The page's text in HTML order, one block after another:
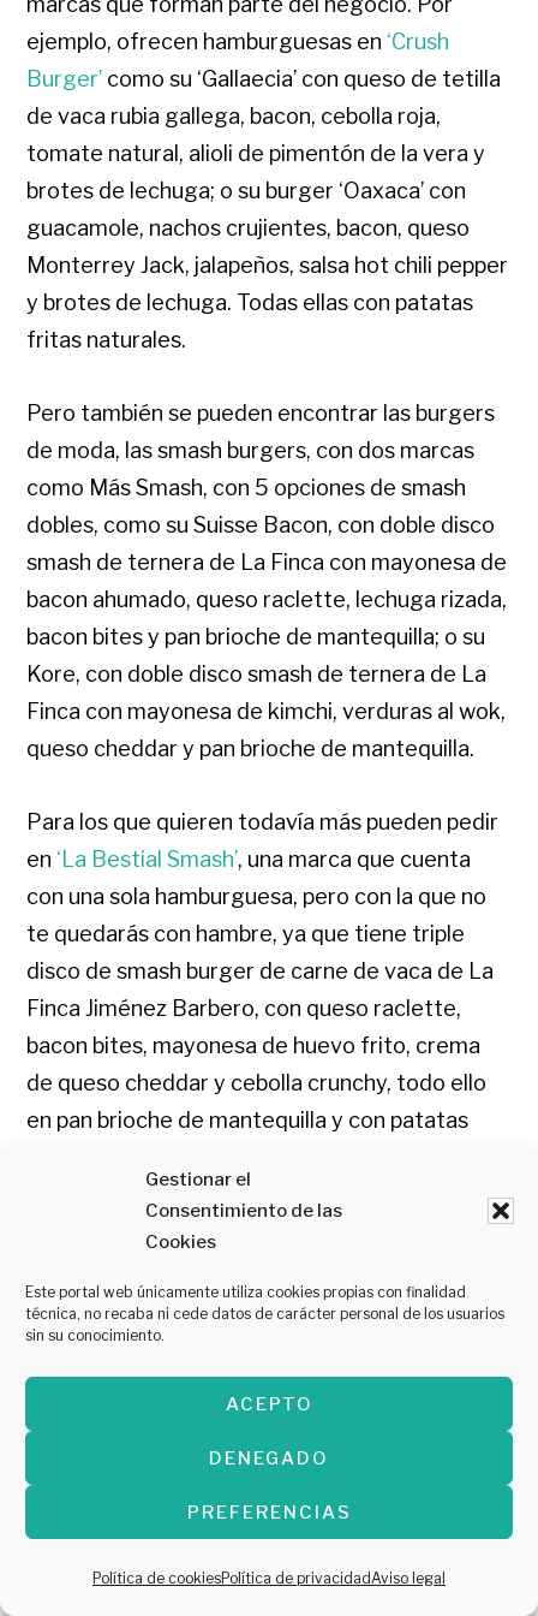
Gestionar el
Consentimiento de las
Cookies
Este portal web únicamente utiliza cookies propias con finalidad
técnica, no recaba ni cede datos de carácter personal de los usuarios
sin su conocimiento.
ACEPTO
DENEGADO
PREFERENCIAS
Política de cookiesPolítica de privacidadAviso legal
ejemplo, ofrecen hamburguesas en ‘Crush
Burger’ como su ‘Gallaecia’ con queso de tetilla
de vaca rubia gallega, bacon, cebolla roja,
tomate natural, alioli de pimentón de la vera y
brotes de lechuga; o su burger ‘Oaxaca’ con
guacamole, nachos crujientes, bacon, queso
Monterrey Jack, jalapeños, salsa hot chili pepper
y brotes de lechuga. Todas ellas con patatas
fritas naturales.
Pero también se pueden encontrar las burgers
de moda, las smash burgers, con dos marcas
como Más Smash, con 5 opciones de smash
dobles, como su Suisse Bacon, con doble disco
smash de ternera de La Finca con mayonesa de
bacon ahumado, queso raclette, lechuga rizada,
bacon bites y pan brioche de mantequilla; o su
Kore, con doble disco smash de ternera de La
Finca con mayonesa de kimchi, verduras al wok,
queso cheddar y pan brioche de mantequilla.
Para los que quieren todavía más pueden pedir
en ‘La Bestial Smash’, una marca que cuenta
con una sola hamburguesa, pero con la que no
te quedarás con hambre, ya que tiene triple
disco de smash burger de carne de vaca de La
Finca Jiménez Barbero, con queso raclette,
bacon bites, mayonesa de huevo frito, crema
de queso cheddar y cebolla crunchy, todo ello
en pan brioche de mantequilla y con patatas
Combo La